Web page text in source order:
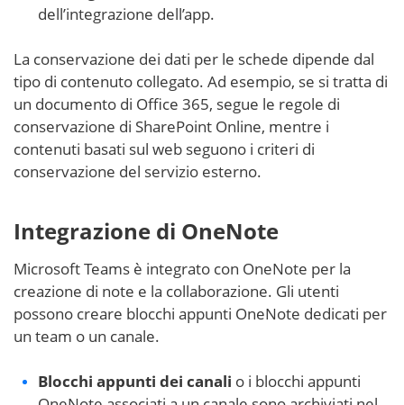
dell’integrazione dell’app.
La conservazione dei dati per le schede dipende dal
tipo di contenuto collegato. Ad esempio, se si tratta di
un documento di Office 365, segue le regole di
conservazione di SharePoint Online, mentre i
contenuti basati sul web seguono i criteri di
conservazione del servizio esterno.
Integrazione di OneNote
Microsoft Teams è integrato con OneNote per la
creazione di note e la collaborazione. Gli utenti
possono creare blocchi appunti OneNote dedicati per
un team o un canale.
Blocchi appunti dei canali o i blocchi appunti